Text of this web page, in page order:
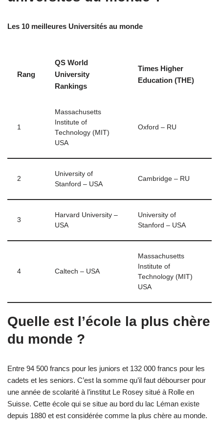
Les 10 meilleures Universités au monde
Rang
QS World
University
Rankings
Times Higher
Education (THE)
1
Massachusetts
Institute of
Technology (MIT)
USA
Oxford – RU
2
University of
Stanford – USA
Cambridge – RU
3
Harvard University –
USA
University of
Stanford – USA
4 Caltech – USA
Massachusetts
Institute of
Technology (MIT)
USA
Quelle est l’école la plus chère
du monde ?
Entre 94 500 francs pour les juniors et 132 000 francs pour les
cadets et les seniors. C’est la somme qu’il faut débourser pour
une année de scolarité à l’institut Le Rosey situé à Rolle en
Suisse. Cette école qui se situe au bord du lac Léman existe
depuis 1880 et est considérée comme la plus chère au monde.